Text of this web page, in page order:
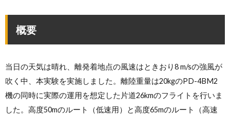
概要
当日の天気は晴れ、離発着地点の風速はときおり8 m/sの強風が
吹く中、本実験を実施しました。離陸重量は20kgのPD-4BM2
機の同時に実際の運用を想定した片道26kmのフライトを行いま
した。高度50mのルート（低速用）と高度65mのルート（高速